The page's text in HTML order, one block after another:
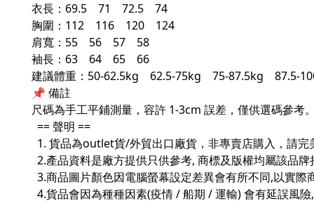
衣長：69.5 71 72.5 74
胸圍：112 116 120 124
肩寬：55 56 57 58
袖長：63 64 65 66
建議體重：50-62.5kg 62.5-75kg 75-87.5kg 87.5-
📌 備註
尺碼為手工平鋪測量，容許 1-3cm 誤差，僅供選碼參考。
== 聲明 ==
1. 貨品為outlet貨/外貿出口廠貨，非專賣店購入，請
2.產品資料是廠方提供只供參考, 商標及版權均屬該品
3.商品圖片顏色因電腦螢幕設定差異會有所不同,以實際
4.貨品會因為種種因素(疫情 / 船期 / 運輸) 會有延誤風